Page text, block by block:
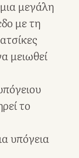
μεγάλη
με τη
μειωθεί
το
υπόγεια